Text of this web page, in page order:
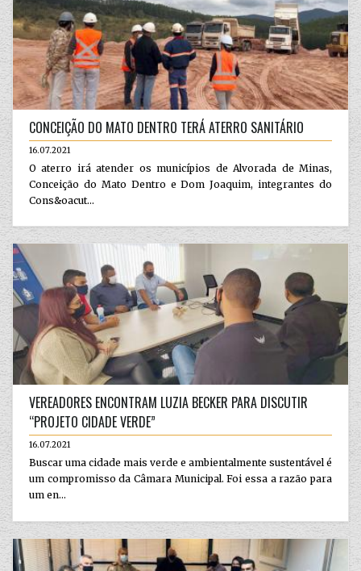
CONCEIÇÃO DO MATO DENTRO TERÁ ATERRO SANITÁRIO
16.07.2021
O aterro irá atender os municípios de Alvorada de Minas,
Conceição do Mato Dentro e Dom Joaquim, integrantes do
Cons&oacut...
VEREADORES ENCONTRAM LUZIA BECKER PARA DISCUTIR
“PROJETO CIDADE VERDE”
16.07.2021
Buscar uma cidade mais verde e ambientalmente sustentável é
um compromisso da Câmara Municipal. Foi essa a razão para
um en...